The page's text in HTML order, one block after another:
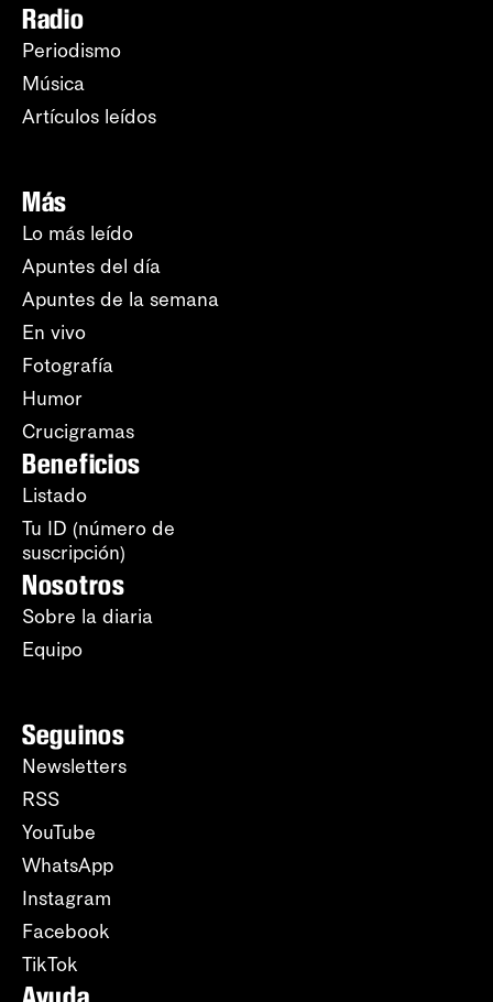
Radio
Periodismo
Música
Artículos leídos
Más
Lo más leído
Apuntes del día
Apuntes de la semana
En vivo
Fotografía
Humor
Crucigramas
Beneficios
Listado
Tu ID (número de
suscripción)
Nosotros
Sobre la diaria
Equipo
Seguinos
Newsletters
RSS
YouTube
WhatsApp
Instagram
Facebook
TikTok